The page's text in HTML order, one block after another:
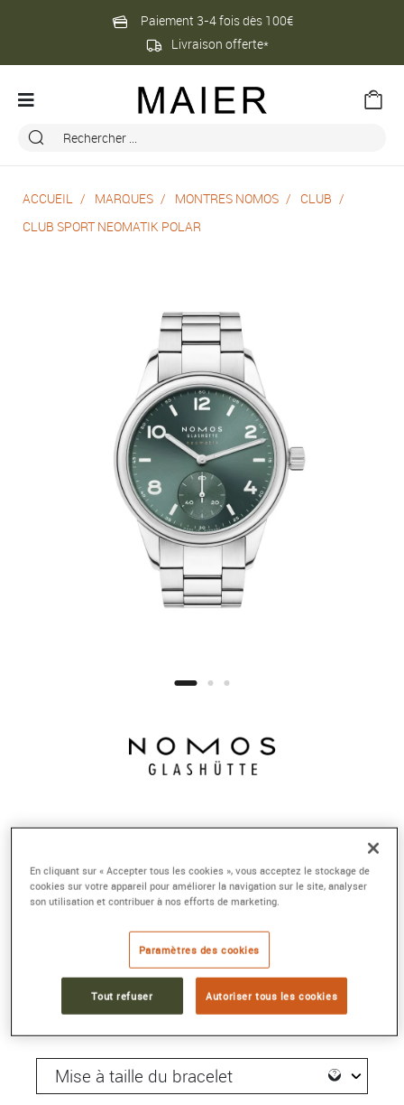
Paiement 3-4 fois dès 100€
Livraison offerte*
ACCUEIL MARQUES MONTRES NOMOS
CLUB
CLUB SPORT NEOMATIK POLAR
37 mm, acier, remontage automatique
Référence :745
Collection :CLUB
2 860 €
En cliquant sur « Accepter tous les cookies », vous acceptez le stockage de
cookies sur votre appareil pour améliorer la navigation sur le site, analyser
son utilisation et contribuer à nos efforts de marketing.
Paramètres des cookies
Tout refuser Autoriser tous les cookies